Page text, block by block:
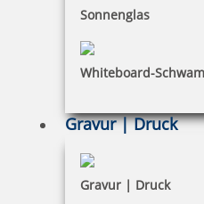
Sonnenglas
Whiteboard-
Gravur | Druck
Gravur | Druck
INFORMATIONEN
Impressum
Widerruf
Barrierefreiheit